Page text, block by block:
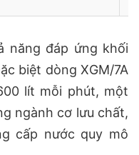
năng đáp ứng khối
biệt dòng XGM/7A
lít mỗi phút, một
ngành cơ lưu chất,
cấp nước quy mô